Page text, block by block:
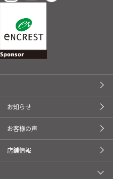
お知らせ
お客様の声
店舗情報